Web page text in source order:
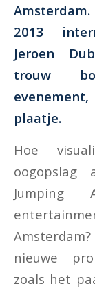
2013
Jeroen
trouw
plaatje.
Hoe
oogopslag
Jumping
nieuwe
zoals het